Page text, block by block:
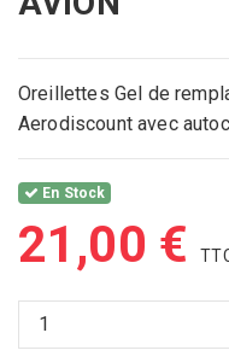
Oreillettes Gel de
Aerodiscount avec
En Stock
21,00 €